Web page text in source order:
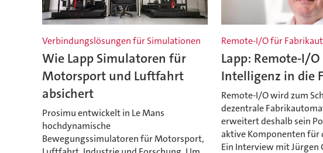
Verbindungslösungen für Simulationen
Wie Lapp Simulatoren für
Motorsport und Luftfahrt
absichert
Prosimu entwickelt in Le Mans
hochdynamische
Bewegungssimulatoren für Motorsport,
Remote-I/O für
Lapp: Remote-I/
Intelligenz in die
Remote-I/O wird zum
dezentrale
erweitert deshalb sein
aktive Komponenten für
Ein Interview mit Jürgen